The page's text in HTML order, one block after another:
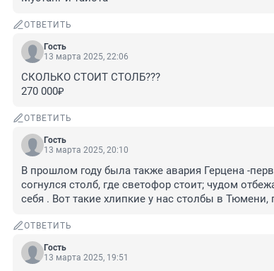
ОТВЕТИТЬ
Гость
13 марта 2025, 22:06
СКОЛЬКО СТОИТ СТОЛБ???
270 000₽
ОТВЕТИТЬ
Гость
13 марта 2025, 20:10
В прошлом году была также авария Герцена -
согнулся столб, где светофор стоит; чудом
себя . Вот такие хлипкие у нас столбы в Тюмени,
ОТВЕТИТЬ
Гость
13 марта 2025, 19:51